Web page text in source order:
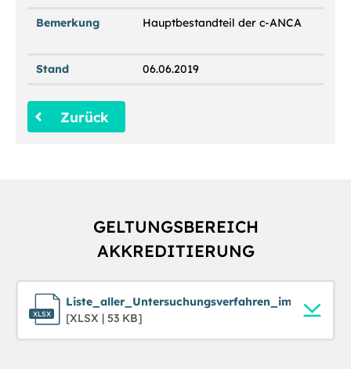
Bemerkung Hauptbestandteil der c-ANCA
Stand 06.06.2019
Zurück
GELTUNGSBEREICH
AKKREDITIERUNG
[XLSX | 53 KB]